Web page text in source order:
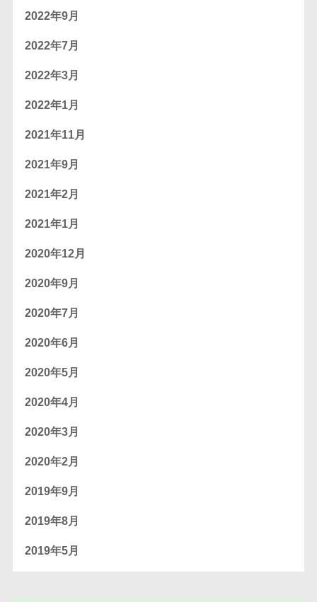
2022年9月
2022年7月
2022年3月
2022年1月
2021年11月
2021年9月
2021年2月
2021年1月
2020年12月
2020年9月
2020年7月
2020年6月
2020年5月
2020年4月
2020年3月
2020年2月
2019年9月
2019年8月
2019年5月